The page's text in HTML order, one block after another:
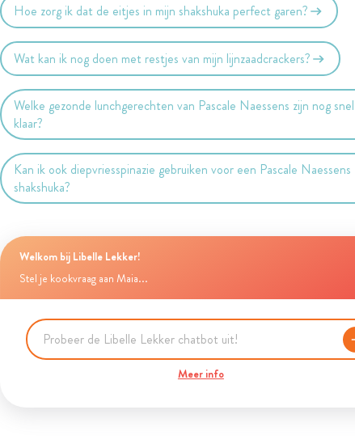
Hoe zorg ik dat de eitjes in mijn shakshuka perfect garen?
Wat kan ik nog doen met restjes van mijn lijnzaadcrackers?
Welke gezonde lunchgerechten van Pascale Naessens zijn nog snel
klaar?
Kan ik ook diepvriesspinazie gebruiken voor een Pascale Naessens
shakshuka?
Welkom bij Libelle Lekker!
Stel je kookvraag aan Maia...
Meer info